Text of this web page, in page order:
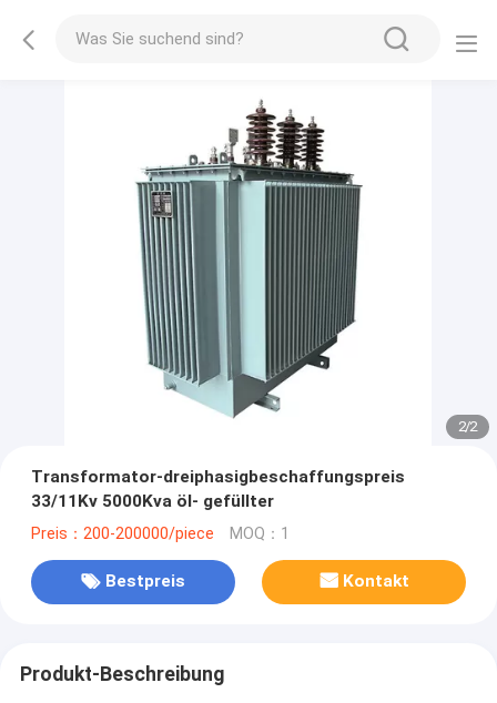
2/2
Transformator-dreiphasigbeschaffungspreis
33/11Kv 5000Kva öl- gefüllter
Preis：200-200000/piece MOQ：1
Bestpreis Kontakt
Produkt-Beschreibung